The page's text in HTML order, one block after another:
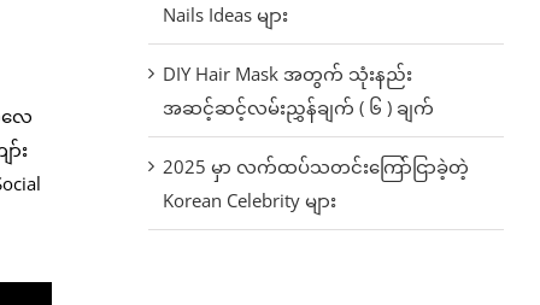
လေ
း
Nails Ideas များ
DIY Hair Mask အတွက် သုံးနည်း
အဆင့်ဆင့်လမ်းညွှန်ချက် ( ၆ ) ချက်
2025 မှာ လက်ထပ်သတင်းကြော်ငြာခဲ့တဲ့
Korean Celebrity များ